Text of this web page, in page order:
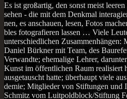
Es ist groß­ar­tig, den sonst meist
sehen ‑ die mit dem Denk­mal
nen, es anschau­en, lesen, Fotos
bles foto­gra­fie­ren las­sen … Vie­le
unter­schied­li­chen Zusam­men­hän­gen:
Dani­el Bür­k­ner mit Team, des
Ver­wand­te; ehe­ma­li­ge Leh­rer,
Kunst im öffent­li­chen Raum rea­li­siert
aus­ge­tauscht hat­te; über­haupt vie­le
de­mie; Mit­glie­der von Stif­tun­gen und
Schmitz vom Luitpoldblock/Stiftung